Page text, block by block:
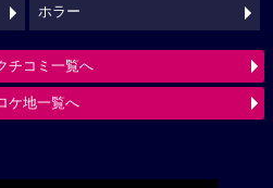
ホラー
チコミ一覧へ
ケ地一覧へ